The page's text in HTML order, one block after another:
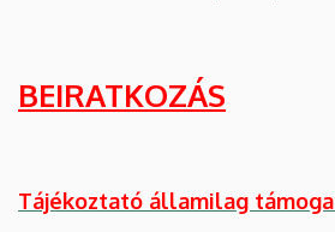
BEIRATKOZÁS
Tájékoztató államilag